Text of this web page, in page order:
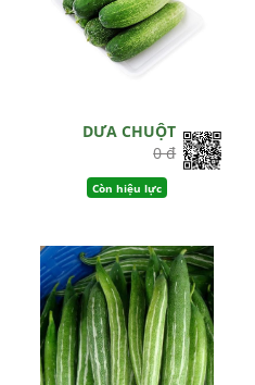
DƯA CHUỘT
0 đ
Còn hiệu lực